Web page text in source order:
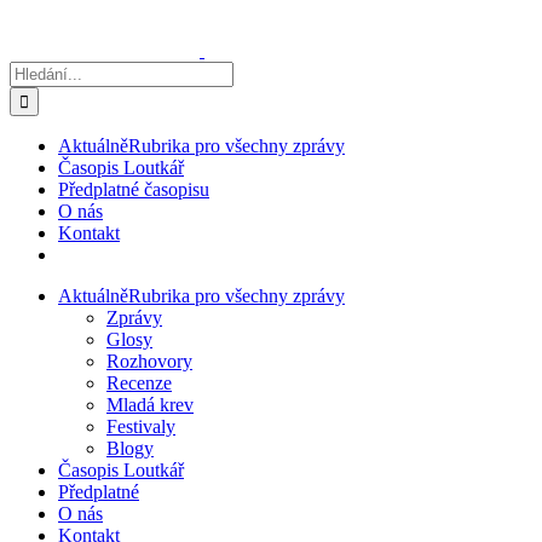
obsah
Hledat:
AktuálněRubrika pro všechny zprávy
Časopis Loutkář
Předplatné časopisu
O nás
Kontakt
AktuálněRubrika pro všechny zprávy
Zprávy
Glosy
Rozhovory
Recenze
Mladá krev
Festivaly
Blogy
Časopis Loutkář
Předplatné
O nás
Kontakt